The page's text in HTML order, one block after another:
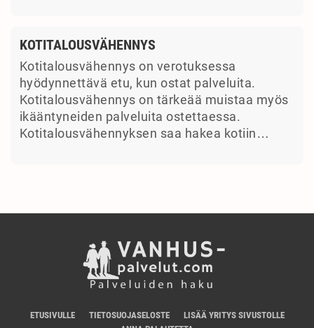
KOTITALOUSVÄHENNYS
Kotitalousvähennys on verotuksessa
hyödynnettävä etu, kun ostat palveluita.
Kotitalousvähennys on tärkeää muistaa myös
ikääntyneiden palveluita ostettaessa.
Kotitalousvähennyksen saa hakea kotiin…
ETUSIVULLE TIETOSUOJASELOSTE
LISÄÄ YRITYS SIVUSTOLLE